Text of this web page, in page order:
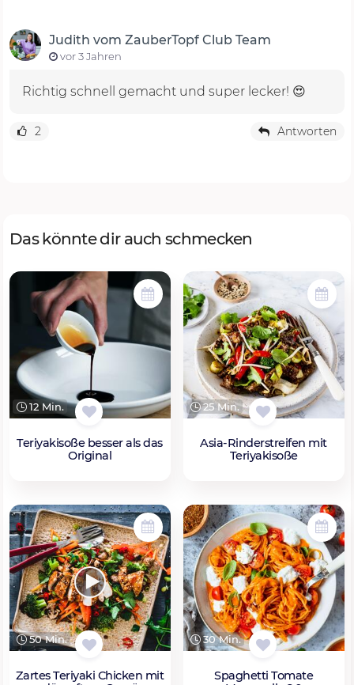
Judith vom ZauberTopf Club Team
vor 3 Jahren
Richtig schnell gemacht und super lecker! 😍
2 Antworten
Das könnte dir auch schmecken
12 Min.
Teriyakisoße besser als das
Original
25 Min.
Asia-Rinderstreifen mit
Teriyakisoße
50 Min.
Zartes Teriyaki Chicken mit
30 Min.
Spaghetti Tomate